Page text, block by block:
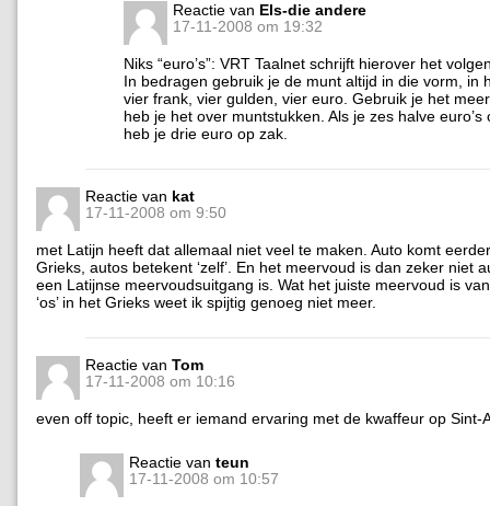
Reactie van Els-die andere
17-11-2008 om 19:32
Niks “euro’s”: VRT Taalnet schrijft hierover het
In bedragen gebruik je de munt altijd in die vorm, in
vier frank, vier gulden, vier euro. Gebruik je het
heb je het over muntstukken. Als je zes halve euro’s
heb je drie euro op zak.
Reactie van kat
17-11-2008 om 9:50
met Latijn heeft dat allemaal niet veel te maken. Auto komt
Grieks, autos betekent ‘zelf’. En het meervoud is dan zeker niet
een Latijnse meervoudsuitgang is. Wat het juiste meervoud is
‘os’ in het Grieks weet ik spijtig genoeg niet meer.
Reactie van Tom
17-11-2008 om 10:16
even off topic, heeft er iemand ervaring met de kwaffeur op Sint-
Reactie van teun
17-11-2008 om 10:57